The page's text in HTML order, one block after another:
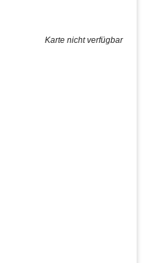
Karte nicht verfügbar